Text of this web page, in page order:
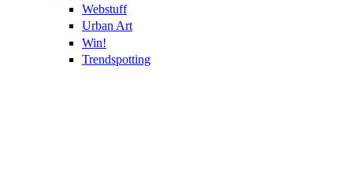
Webstuff
Urban Art
Win!
Trendspotting